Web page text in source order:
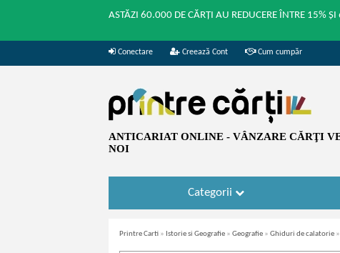
ASTĂZI 60.000 DE CĂRȚI AU REDUCERE ÎNTRE 15%
Conectare Creează Cont Cum cumpăr
ANTICARIAT ONLINE - VÂNZARE CĂRŢI
NOI
Categorii
Printre Carti » Istorie si Geografie » Geografie » Ghiduri de calatorie »